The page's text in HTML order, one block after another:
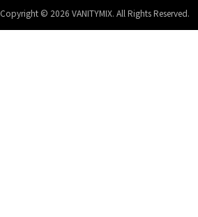
Copyright © 2026 VANITYMIX. All Rights Reserved.